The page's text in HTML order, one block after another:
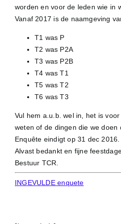
worden en voor de leden wie in
Vanaf 2017 is de naamgeving
T1 was P
T2 was P2A
T3 was P2B
T4 was T1
T5 was T2
T6 was T3
Vul hem a.u.b. wel in, het is
weten of de dingen die we doen
Enquête eindigt op 31 dec 2016.
Alvast bedankt en fijne
Bestuur TCR.
INGEVULDE enquete